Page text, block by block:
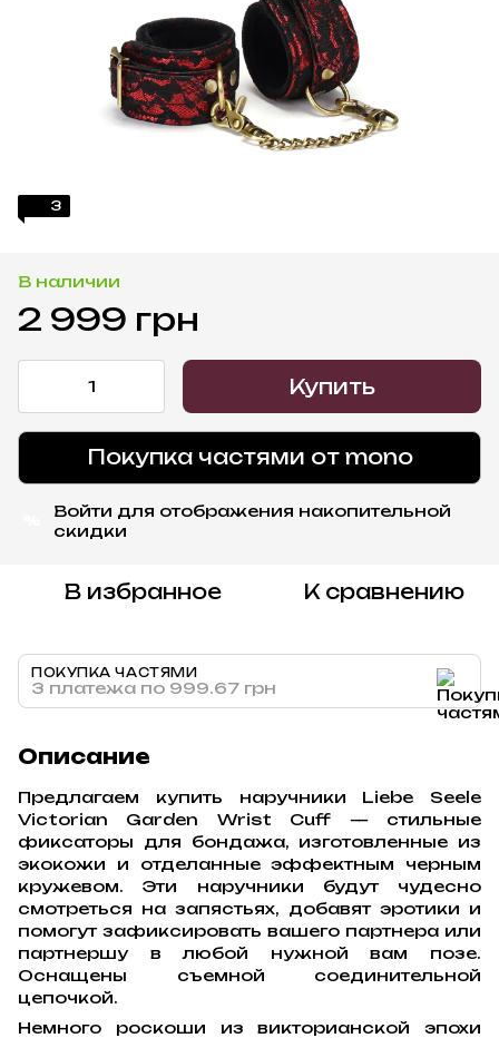
3
В наличии
2 999 грн
Купить
Покупка частями от mono
Войти для отображения накопительной
скидки
В избранное К сравнению
ПОКУПКА ЧАСТЯМИ
3 платежа по 999.67 грн
Описание
Предлагаем купить наручники Liebe Seele
Victorian Garden Wrist Cuff — стильные
фиксаторы для бондажа, изготовленные из
экокожи и отделанные эффектным черным
кружевом. Эти наручники будут чудесно
смотреться на запястьях, добавят эротики и
помогут зафиксировать вашего партнера или
партнершу в любой нужной вам позе.
Оснащены съемной соединительной
цепочкой.
Немного роскоши из викторианской эпохи